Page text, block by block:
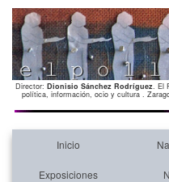
Director: Dionisio Sánchez Rodríguez. El
política, información, ocio y cultura .
Inicio
Exposiciones